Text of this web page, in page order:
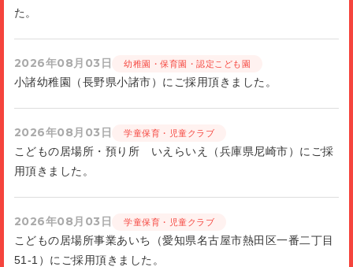
た。
2026年08月03日 幼稚園・保育園・認定こども園
小諸幼稚園（長野県小諸市）にご採用頂きました。
2026年08月03日 学童保育・児童クラブ
こどもの居場所・預り所 いえらいえ（兵庫県尼崎市）にご採
用頂きました。
2026年08月03日 学童保育・児童クラブ
こどもの居場所事業あいち（愛知県名古屋市熱田区一番二丁目
51-1）にご採用頂きました。